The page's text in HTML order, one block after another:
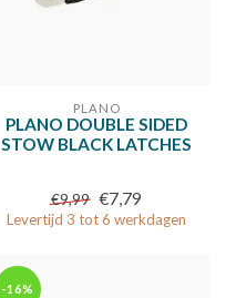
PLANO
PLANO DOUBLE SIDED
STOW BLACK LATCHES
€9,99 €7,79
Levertijd 3 tot 6 werkdagen
-16%